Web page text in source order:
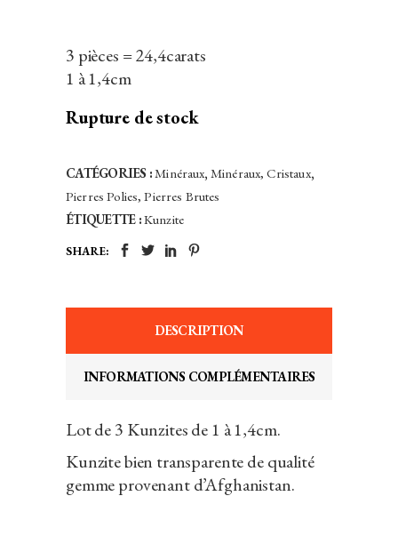
3 pièces = 24,4carats
1 à 1,4cm
Rupture de stock
CATÉGORIES :Minéraux, Minéraux, Cristaux,
Pierres Polies, Pierres Brutes
ÉTIQUETTE :Kunzite
SHARE:
DESCRIPTION
INFORMATIONS COMPLÉMENTAIRES
Lot de 3 Kunzites de 1 à 1,4cm.
Kunzite bien transparente de qualité
gemme provenant d’Afghanistan.